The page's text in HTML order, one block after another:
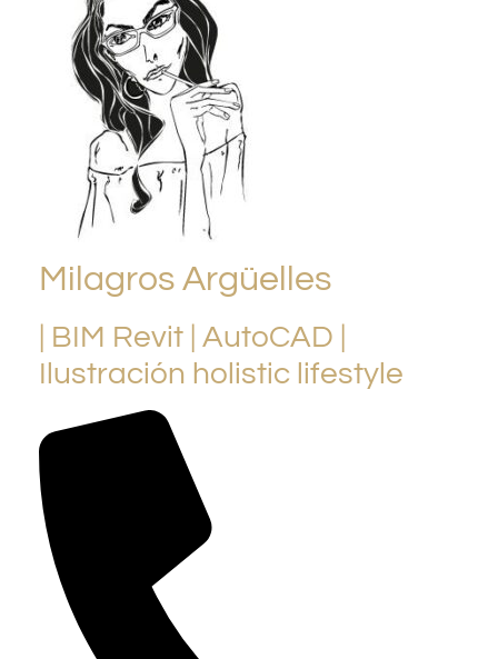
Milagros Argüelles
| BIM Revit | AutoCAD |
Ilustración holistic lifestyle